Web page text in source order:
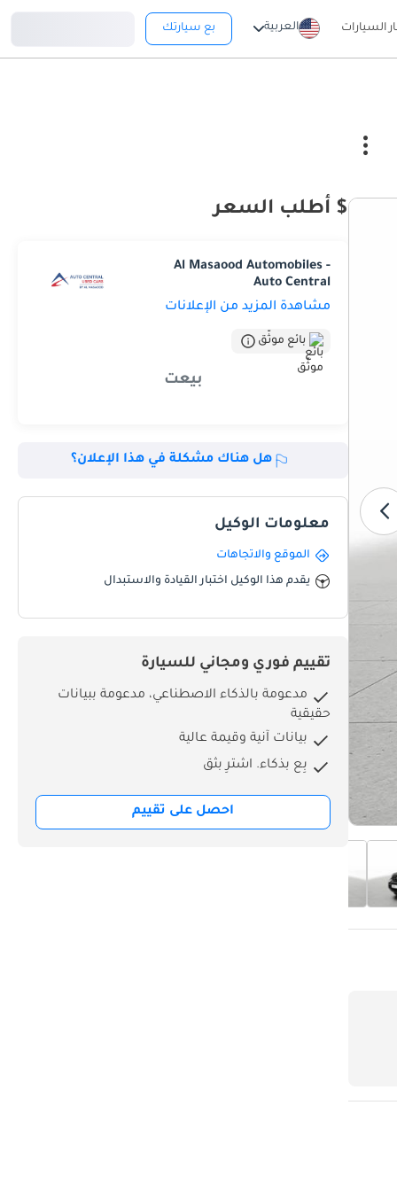
السيارات العربية بع سيارتك
$ أطلب السعر
Al Masaood Automobiles -
Auto Central
مشاهدة المزيد من الإعلانات
بائع موثّق
بيعت
هل هناك مشكلة في هذا الإعلان؟
معلومات الوكيل
الموقع والاتجاهات
يقدم هذا الوكيل اختبار القيادة والاستبدال
تقييم فوري ومجاني للسيارة
مدعومة بالذكاء الاصطناعي، مدعومة ببيانات
حقيقية
بيانات آنية وقيمة عالية
بِع بذكاء. اشترِ بثق
احصل على تقييم